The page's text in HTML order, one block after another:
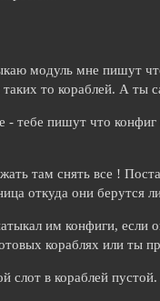
модуль мне пишут
то кораблей. А ты
пишут что конфиг
там снять все !
откуда они берутся
им конфиги,
кораблях или ты
слот в кораблей